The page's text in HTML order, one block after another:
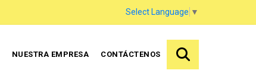
Select Language ▼
NUESTRA EMPRESA CONTÁCTENOS